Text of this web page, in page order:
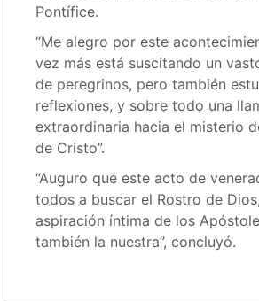
Pontífice.
“Me alegro por este
vez más está suscitando un
de peregrinos, pero también
reflexiones, y sobre todo una
extraordinaria hacia el misterio
de Cristo”.
“Auguro que este acto de
todos a buscar el Rostro de
aspiración íntima de los
también la nuestra”, concluyó.